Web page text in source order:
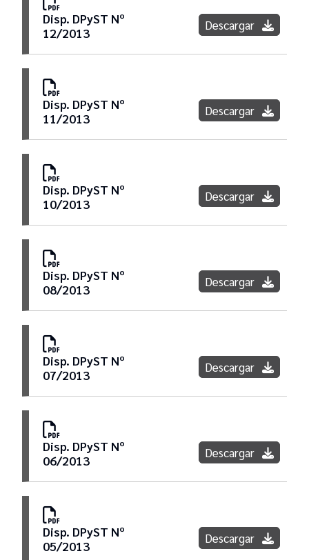
Disp. DPyST Nº
12/2013
Descargar
Disp. DPyST Nº
11/2013
Descargar
Disp. DPyST Nº
10/2013
Descargar
Disp. DPyST Nº
08/2013
Descargar
Disp. DPyST Nº
07/2013
Descargar
Disp. DPyST Nº
06/2013
Descargar
Disp. DPyST Nº
05/2013
Descargar